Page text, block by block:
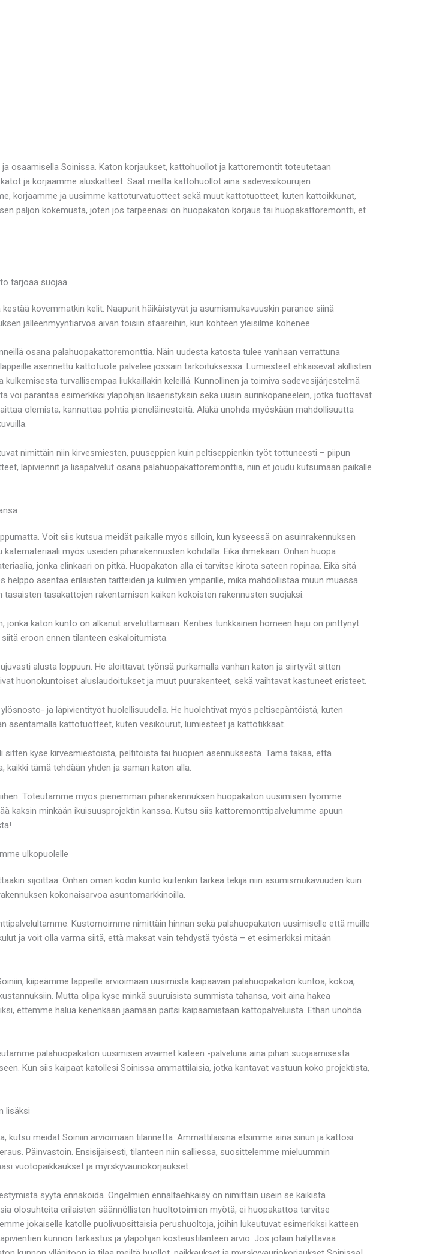
osaamisella Soinissa. Katon korjaukset, kattohuollot ja kattoremontit toteutetaan
ja korjaamme aluskatteet. Saat meiltä kattohuollot aina sadevesikourujen
korjaamme ja uusimme kattoturvatuotteet sekä muut kattotuotteet, kuten kattoikkunat,
paljon kokemusta, joten jos tarpeenasi on huopakaton korjaus tai huopakattoremontti, et
tarjoaa suojaa
kovemmatkin kelit. Naapurit häikäistyvät ja asumismukavuuskin paranee siinä
jälleenmyyntiarvoa aivan toisiin sfääreihin, kun kohteen yleisilme kohenee.
osana palahuopakattoremonttia. Näin uudesta katosta tulee vanhaan verrattuna
asennettu kattotuote palvelee jossain tarkoituksessa. Lumiesteet ehkäisevät äkillisten
turvallisempaa liukkaillakin keleillä. Kunnollinen ja toimiva sadevesijärjestelmä
parantaa esimerkiksi yläpohjan lisäeristyksin sekä uusin aurinkopaneelein, jotka tuottavat
olemista, kannattaa pohtia pieneläinesteitä. Äläkä unohda myöskään mahdollisuutta
nimittäin niin kirvesmiesten, puuseppien kuin peltiseppienkin työt tottuneesti – piipun
läpiviennit ja lisäpalvelut osana palahuopakattoremonttia, niin et joudu kutsumaan paikalle
Voit siis kutsua meidät paikalle myös silloin, kun kyseessä on asuinrakennuksen
myös useiden piharakennusten kohdalla. Eikä ihmekään. Onhan huopa
jonka elinkaari on pitkä. Huopakaton alla ei tarvitse kirota sateen ropinaa. Eikä sitä
asentaa erilaisten taitteiden ja kulmien ympärille, mikä mahdollistaa muun muassa
tasakattojen rakentamisen kaiken kokoisten rakennusten suojaksi.
katon kunto on alkanut arveluttamaan. Kenties tunkkainen homeen haju on pinttynyt
eroon ennen tilanteen eskaloitumista.
alusta loppuun. He aloittavat työnsä purkamalla vanhan katon ja siirtyvät sitten
huonokuntoiset aluslaudoitukset ja muut puurakenteet, sekä vaihtavat kastuneet eristeet.
ja läpivientityöt huolellisuudella. He huolehtivat myös peltisepäntöistä, kuten
asentamalla kattotuotteet, kuten vesikourut, lumiesteet ja kattotikkaat.
kyse kirvesmiestöistä, peltitöistä tai huopien asennuksesta. Tämä takaa, että
tämä tehdään yhden ja saman katon alla.
Toteutamme myös pienemmän piharakennuksen huopakaton uusimisen työmme
kaksin minkään ikuisuusprojektin kanssa. Kutsu siis kattoremonttipalvelumme apuun
ulkopuolelle
sijoittaa. Onhan oman kodin kunto kuitenkin tärkeä tekijä niin asumismukavuuden kuin
kokonaisarvoa asuntomarkkinoilla.
Kustomoimme nimittäin hinnan sekä palahuopakaton uusimiselle että muille
ja voit olla varma siitä, että maksat vain tehdystä työstä – et esimerkiksi mitään
kiipeämme lappeille arvioimaan uusimista kaipaavan palahuopakaton kuntoa, kokoa,
Mutta olipa kyse minkä suuruisista summista tahansa, voit aina hakea
ettemme halua kenenkään jäämään paitsi kaipaamistaan kattopalveluista. Ethän unohda
palahuopakaton uusimisen avaimet käteen -palveluna aina pihan suojaamisesta
Kun siis kaipaat katollesi Soinissa ammattilaisia, jotka kantavat vastuun koko projektista,
lisäksi
kutsu meidät Soiniin arvioimaan tilannetta. Ammattilaisina etsimme aina sinun ja kattosi
Päinvastoin. Ensisijaisesti, tilanteen niin salliessa, suosittelemme mieluummin
vuotopaikkaukset ja myrskyvauriokorjaukset.
syytä ennakoida. Ongelmien ennaltaehkäisy on nimittäin usein se kaikista
olosuhteita erilaisten säännöllisten huoltotoimien myötä, ei huopakattoa tarvitse
jokaiselle katolle puolivuosittaisia perushuoltoja, joihin lukeutuvat esimerkiksi katteen
kunnon tarkastus ja yläpohjan kosteustilanteen arvio. Jos jotain hälyttävää